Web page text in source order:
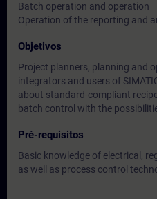
Batch operation and operation
Operation of the reporting and
Objetivos
Project planners, planning and
integrators and users of
about standard-compliant
batch control with the
Pré-requisitos
Basic knowledge of electrical,
as well as process control